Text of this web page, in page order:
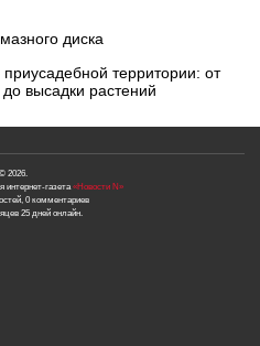
диска
территории: от
высадки растений
© 2026.
интернет-газета «Новости N»
0 комментариев
25 дней онлайн.